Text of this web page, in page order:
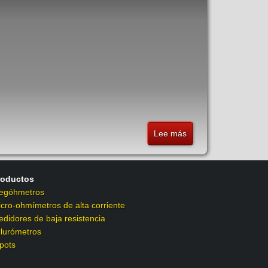
Lee mássobre
MPK257
-
ohmímetros de alta corriente
de baja resistencia